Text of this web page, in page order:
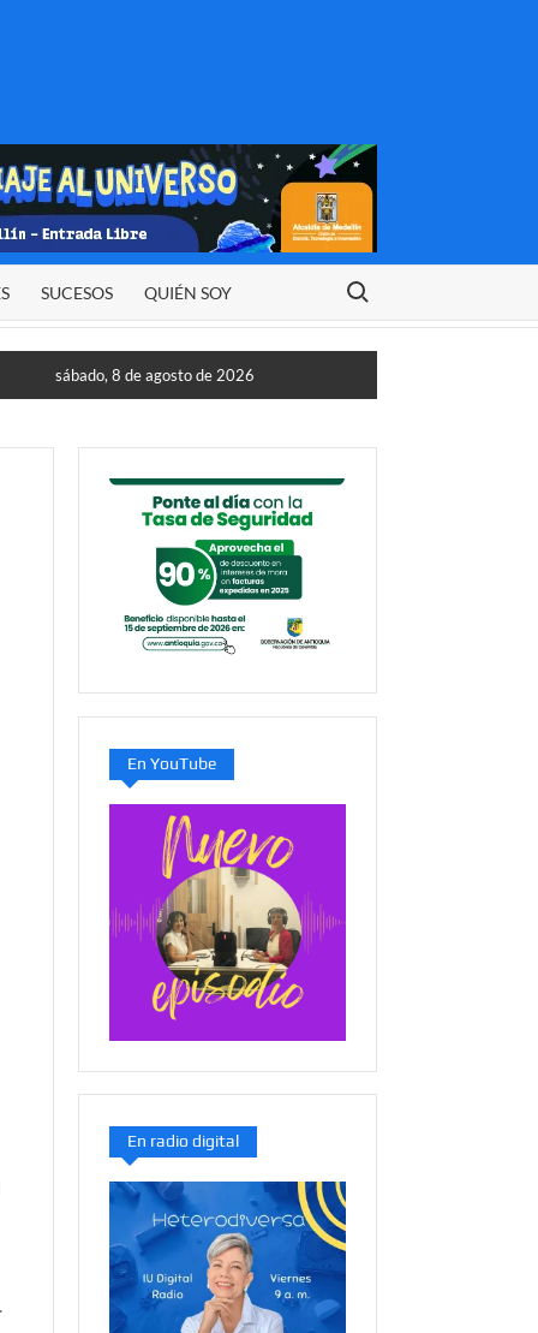
SUCESOS QUIÉN SOY
Buscar:
sábado, 8 de agosto de 2026
En YouTube
En radio digital